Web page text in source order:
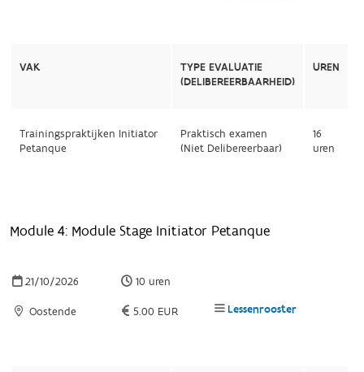
VAK
TYPE EVALUATIE
(DELIBEREERBAARHEID)
UREN
Trainingspraktijken Initiator
Petanque
Praktisch examen
(Niet Delibereerbaar)
16
uren
Module 4: Module Stage Initiator Petanque
21/10/2026 10 uren
Oostende 5.00 EUR Lessenrooster